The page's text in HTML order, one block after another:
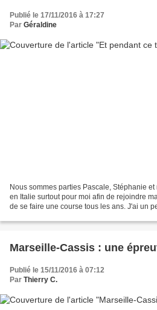
Publié le 17/11/2016 à 17:27
Par Géraldine
Nous sommes parties Pascale, Stéphanie
en Italie surtout pour moi afin de rejoindre
de se faire une course tous les ans. J'ai un
Marseille-Cassis : une
Publié le 15/11/2016 à 07:12
Par Thierry C.